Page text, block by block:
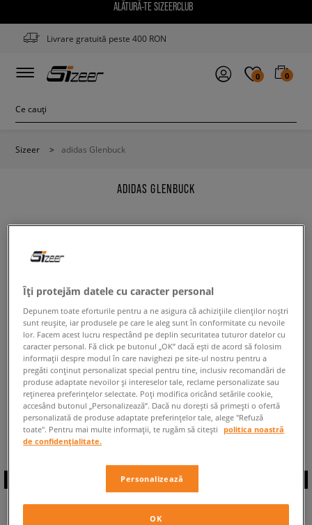
ALĂTURĂ-TE SIZEERCLUB
Livrare gratuită peste 400 RON
0 0
Sizeer > adidas Glenbuck
ADIDAS GLENBUCK
puține filtre.
ÎNAPOI LA MAGAZIN
◾️ Sunt0produse din categoriaBărbați
adidas Glenbuck◾️
ABONEAZĂ-TE LA
Îți protejăm datele cu caracter personal
Depunem toate eforturile pentru a ne asigura că achizițiile clienților noștri
sunt reușite, iar produsele pe care le aleg sunt în conformitate cu nevoile
lor. Facem acest lucru respectând pe deplin securitatea tuturor datelor cu
caracter personal. Fă click pe butonul „OK” dacă ești de acord să folosim
informații despre modul în care navighezi pe site-ul nostru pentru a
pregăti conținut personalizat special pentru tine, inclusiv recomandări de
produse adaptate nevoilor și intereselor tale, reclame personalizate sau
reținerea preferințelor selectate. Poți modifica oricând setările cookie,
accesând butonul „Personalizează”. Dacă nu dorești să primești o ofertă
personalizată de produse adaptate preferințelor tale, alege "Refuză
toate". Pentru mai multe informații, te rugăm să citești
politica noastră
de confidențialitate.
Personalizează
OK